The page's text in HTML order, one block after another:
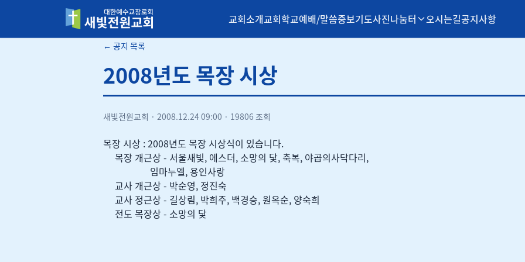
새빛전원교회 교회소개교회학교예배/말씀중보기도사진나눔터 오시는길공지사항
← 공지 목록
2008년도 목장 시상
새빛전원교회 · 2008.12.24 09:00 · 19806 조회
목장 시상 : 2008년도 목장 시상식이 있습니다.
목장 개근상 - 서울새빛, 에스더, 소망의 닻, 축복, 야곱의사닥다리,
임마누엘, 용인사랑
교사 개근상 - 박순영, 정진숙
교사 정근상 - 길상림, 박희주, 백경승, 원옥순, 양숙희
전도 목장상 - 소망의 닻